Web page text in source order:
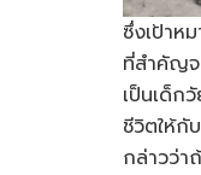
ซึ่งเป้าห
ที่สำคัญจ
เป็นเด็ก
ชีวิตให้กั
กล่าวว่า